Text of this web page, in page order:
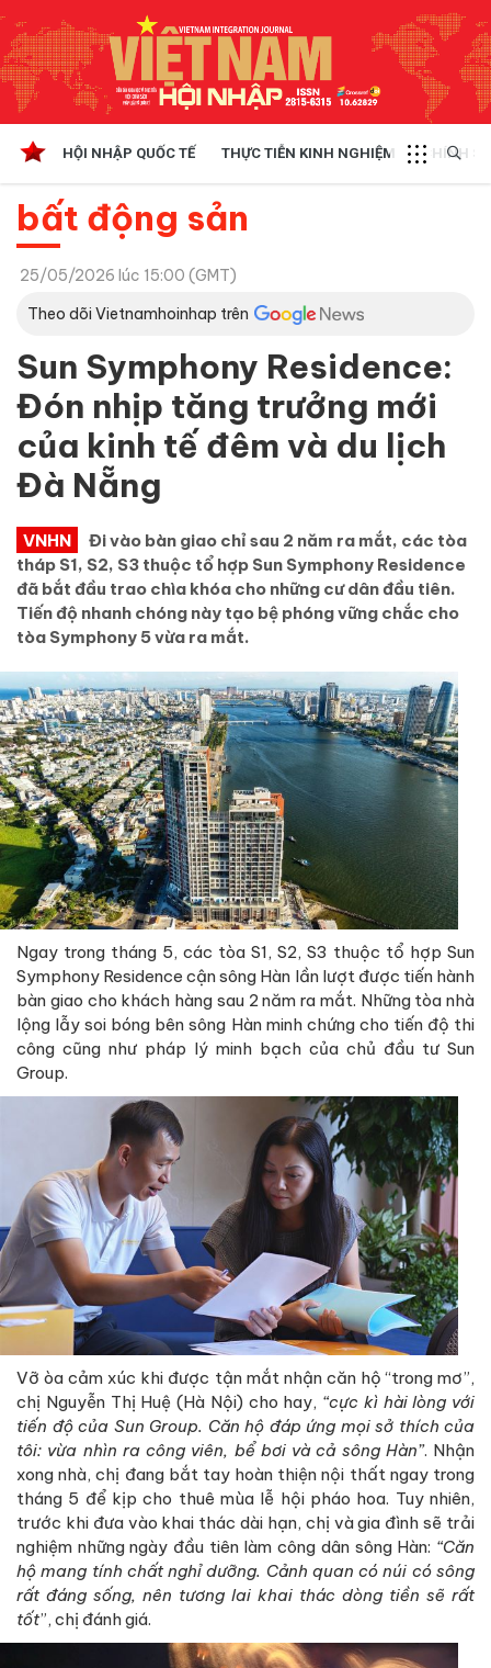
HỘI NHẬP QUỐC TẾ THỰC TIỄN KINH NGHIỆM CHÍNH
bất động sản
25/05/2026 lúc 15:00 (GMT)
Theo dõi Vietnamhoinhap trên
Sun Symphony Residence:
Đón nhịp tăng trưởng mới
của kinh tế đêm và du lịch
Đà Nẵng
VNHN
Đi vào bàn giao chỉ sau 2 năm ra mắt, các tòa
tháp S1, S2, S3 thuộc tổ hợp Sun Symphony Residence
đã bắt đầu trao chìa khóa cho những cư dân đầu tiên.
Tiến độ nhanh chóng này tạo bệ phóng vững chắc cho
tòa Symphony 5 vừa ra mắt.
Ngay trong tháng 5, các tòa S1, S2, S3 thuộc tổ hợp Sun
Symphony Residence cận sông Hàn lần lượt được tiến hành
bàn giao cho khách hàng sau 2 năm ra mắt. Những tòa nhà
lộng lẫy soi bóng bên sông Hàn minh chứng cho tiến độ thi
công cũng như pháp lý minh bạch của chủ đầu tư Sun
Group.
Vỡ òa cảm xúc khi được tận mắt nhận căn hộ “trong mơ”,
chị Nguyễn Thị Huệ (Hà Nội) cho hay, “cực kì hài lòng với
tiến độ của Sun Group. Căn hộ đáp ứng mọi sở thích của
tôi: vừa nhìn ra công viên, bể bơi và cả sông Hàn”. Nhận
xong nhà, chị đang bắt tay hoàn thiện nội thất ngay trong
tháng 5 để kịp cho thuê mùa lễ hội pháo hoa. Tuy nhiên,
trước khi đưa vào khai thác dài hạn, chị và gia đình sẽ trải
nghiệm những ngày đầu tiên làm công dân sông Hàn: “Căn
hộ mang tính chất nghỉ dưỡng. Cảnh quan có núi có sông
rất đáng sống, nên tương lai khai thác dòng tiền sẽ rất
tốt”, chị đánh giá.